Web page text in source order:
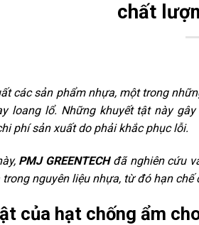
chất
các sản phẩm nhựa, một trong
loang lổ. Những khuyết tật này
phí sản xuất do phải khắc phục lỗi.
PMJ GREENTECHđã nghiên cứu
nguyên liệu nhựa, từ đó hạn
của hạt chống ẩm